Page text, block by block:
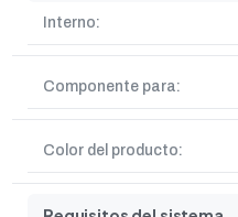
Interno:
Componente para:
Color del producto: